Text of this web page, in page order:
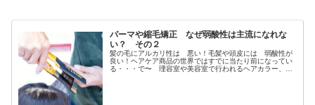
パーマや縮毛矯正 なぜ弱酸性は主流になれな
い？ その２
髪の毛にアルカリ性は 悪い！毛髪や頭皮には 弱酸性が
良い！ヘアケア商品の世界ではすでに当たり前になってい
る・・・で〜 理容室や美容室で行われるヘアカラー、パ